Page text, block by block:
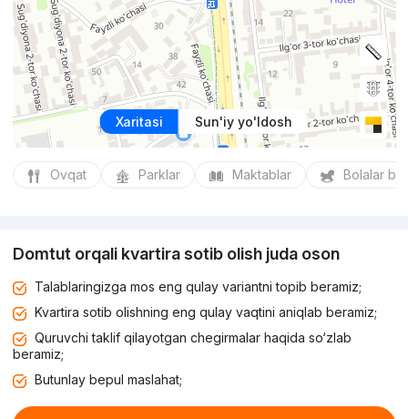
Xaritasi Sun'iy yo'ldosh
Ovqat Parklar Maktablar Bolalar
Domtut orqali kvartira sotib olish juda oson
Talablaringizga mos eng qulay variantni topib beramiz;
Kvartira sotib olishning eng qulay vaqtini aniqlab beramiz;
Quruvchi taklif qilayotgan chegirmalar haqida so‘zlab
beramiz;
Butunlay bepul maslahat;